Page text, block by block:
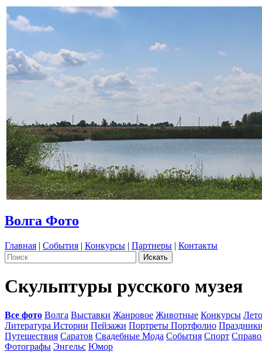
Волга Фото
Главная | События | Конкурсы | Партнеры | Контакты
Скульптуры русского музея
Все фото Волга Выставки Жанровое Животные Конкурсы
Литература Истории Пейзажи Портреты Портфолио
Путешествия Саратов Свадебные Мода События Спорт
Фотографы Энгельс Юмор